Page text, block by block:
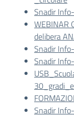
Snadir
WEBINAR
delibera
Snadir
Snadir
Snadir